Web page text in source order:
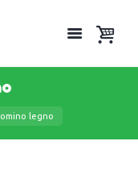
legno